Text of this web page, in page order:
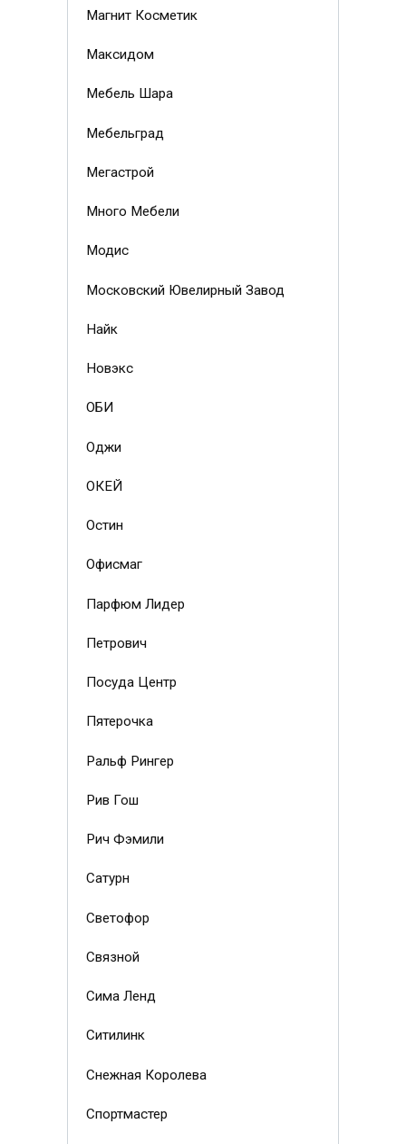
Магнит Косметик
Максидом
Мебель Шара
Мебельград
Мегастрой
Много Мебели
Модис
Московский Ювелирный Завод
Найк
Новэкс
ОБИ
Оджи
ОКЕЙ
Остин
Офисмаг
Парфюм Лидер
Петрович
Посуда Центр
Пятерочка
Ральф Рингер
Рив Гош
Рич Фэмили
Сатурн
Светофор
Связной
Сима Ленд
Ситилинк
Снежная Королева
Спортмастер